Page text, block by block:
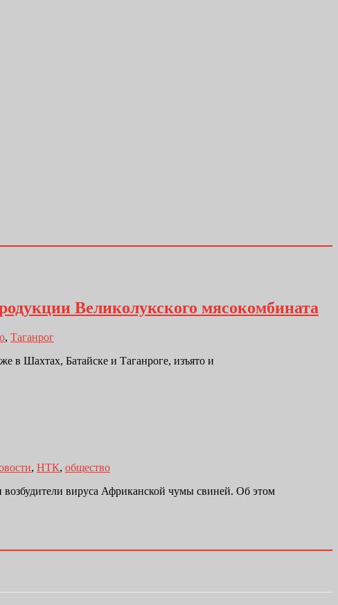
Великолукского мясокомбината
, Таганрог
в Шахтах, Батайске и Таганроге, изъято и
, НТК, общество
возбудители вируса Африканской чумы свиней. Об этом